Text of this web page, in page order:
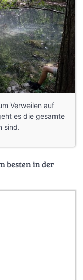
Verweilen auf
es die gesamte
sind.
besten in der